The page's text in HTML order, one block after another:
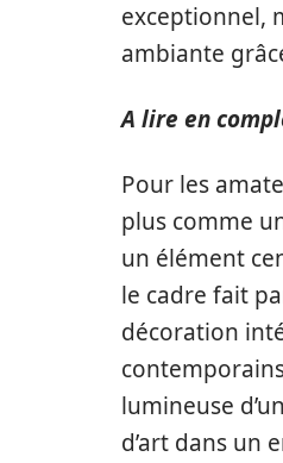
exceptionnel,
ambiante
A lire en
Pour les
plus comme
un élément
le cadre fait
décoration
lumineuse
d’art dans un